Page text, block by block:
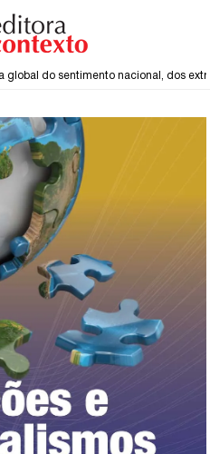
global do sentimento nacional, dos